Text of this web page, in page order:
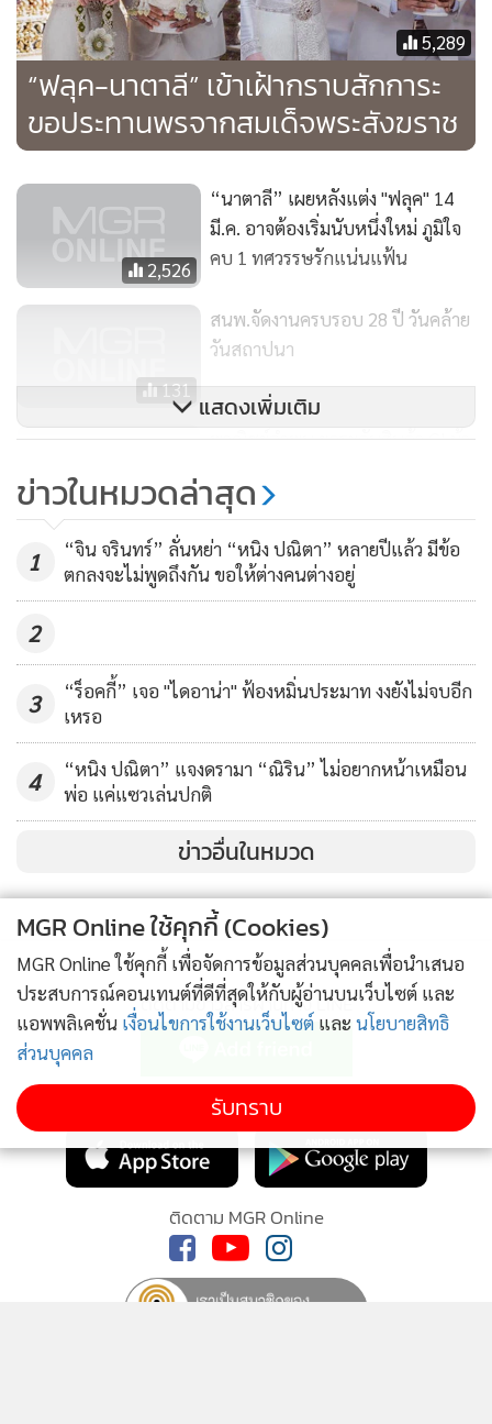
5,289
“ฟลุค-นาตาลี” เข้าเฝ้ากราบสักการะ
ขอประทานพรจากสมเด็จพระสังฆราช
2,526
“นาตาลี” เผยหลังแต่ง "ฟลุค" 14
มี.ค. อาจต้องเริ่มนับหนึ่งใหม่ ภูมิใจ
คบ 1 ทศวรรษรักแน่นแฟ้น
131
สนพ.จัดงานครบรอบ 28 ปี วันคล้าย
วันสถาปนา
208
พาณิชย์ลำพูน ยกระดับสินค้า GI ผ้า
แสดงเพิ่มเติม
ข่าวในหมวดล่าสุด
1
“จิน จรินทร์” ลั่นหย่า “หนิง ปณิตา” หลายปีแล้ว มีข้อ
ตกลงจะไม่พูดถึงกัน ขอให้ต่างคนต่างอยู่
2
3
“ร็อคกี้” เจอ "ไดอาน่า" ฟ้องหมิ่นประมาท งงยังไม่จบอีก
เหรอ
4
“หนิง ปณิตา” แจงดรามา “ณิริน” ไม่อยากหน้าเหมือน
พ่อ แค่แซวเล่นปกติ
ข่าวอื่นในหมวด
ติดตามข่าวสารผ่านทาง LINE
MGR Online Application
ติดตาม MGR Online
MGR Online ใช้คุกกี้ (Cookies)
MGR Online ใช้คุกกี้ เพื่อจัดการข้อมูลส่วนบุคคลเพื่อนำเสนอ
ประสบการณ์คอนเทนต์ที่ดีที่สุดให้กับผู้อ่านบนเว็บไซต์ และ
แอพพลิเคชั่น เงื่อนไขการใช้งานเว็บไซต์ และ นโยบายสิทธิ
ส่วนบุคคล
รับทราบ